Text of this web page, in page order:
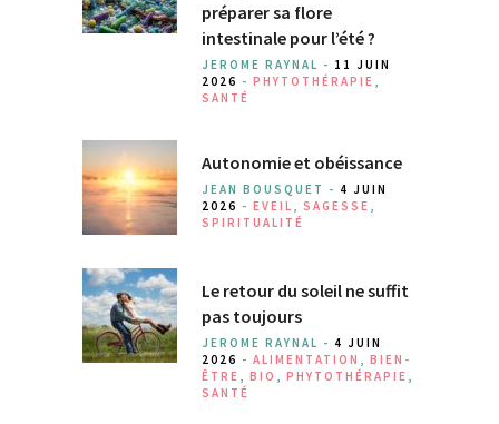
préparer sa flore
intestinale pour l’été ?
JEROME RAYNAL - 11 JUIN
2026 - PHYTOTHÉRAPIE ,
SANTÉ
Autonomie et obéissance
JEAN BOUSQUET - 4 JUIN
2026 - EVEIL , SAGESSE ,
SPIRITUALITÉ
Le retour du soleil ne suffit
pas toujours
JEROME RAYNAL - 4 JUIN
2026 - ALIMENTATION , BIEN-
ÊTRE , BIO , PHYTOTHÉRAPIE ,
SANTÉ